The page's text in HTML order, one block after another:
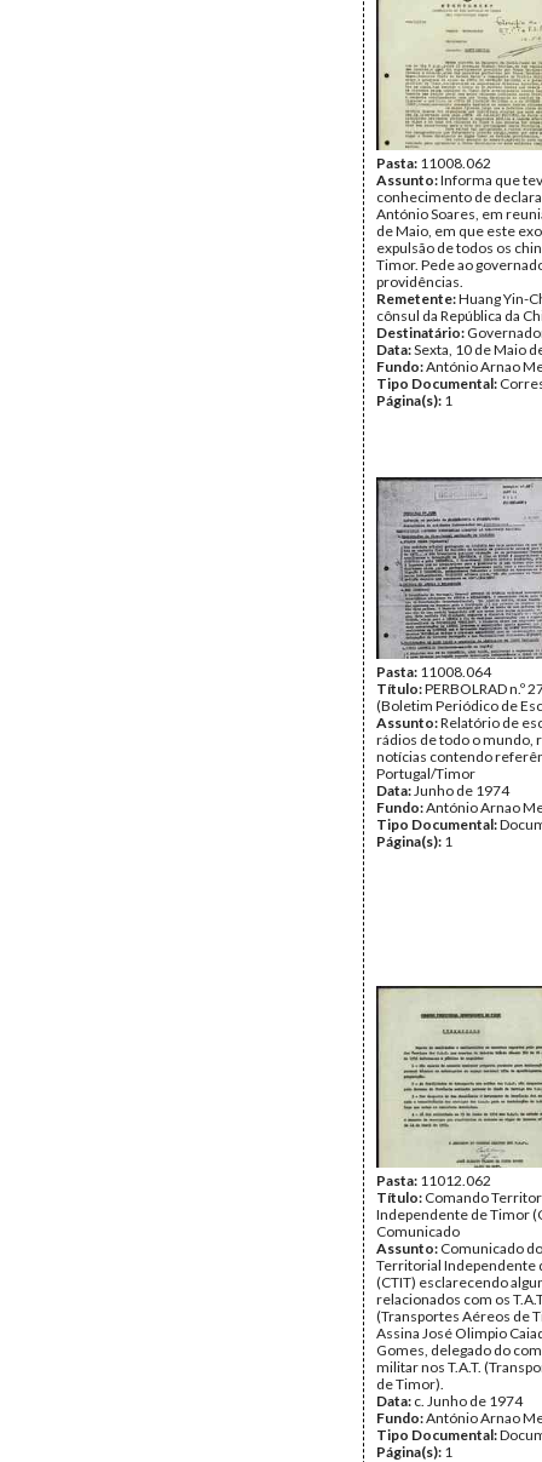
Pasta: 11008.062
Assunto:Informa que
conhecimento de
António Soares, em
de Maio, em que este
expulsão de todos os
Timor. Pede ao
providências.
Remetente:Huang Yin-
cônsul da República da
Destinatário:
Data:Sexta, 10 de Maio
Fundo:António Arnao
Tipo Documental:
Página(s): 1
Pasta: 11008.064
Título:PERBOLRAD n.º
(Boletim Periódico de
Assunto:Relatório de
rádios de todo o mundo,
notícias contendo
Portugal/Timor
Data:Junho de 1974
Fundo:António Arnao
Tipo Documental:
Página(s): 1
Pasta: 11012.062
Título: Comando
Independente de Timor
Comunicado
Assunto: Comunicado
Territorial Independente
(CTIT) esclarecendo
relacionados com os
(Transportes Aéreos de
Assina José Olimpio
Gomes, delegado do
militar nos T.A.T.
de Timor).
Data: c. Junho de 1974
Fundo:António Arnao
Tipo Documental:
Página(s): 1